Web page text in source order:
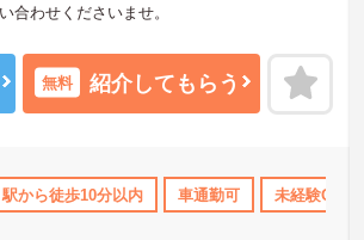
制度あり 産休･育休･介護休暇取得実績あり
合わせくださいませ。
無料 紹介してもらう
駅から徒歩10分以内 車通勤可 未経験OK